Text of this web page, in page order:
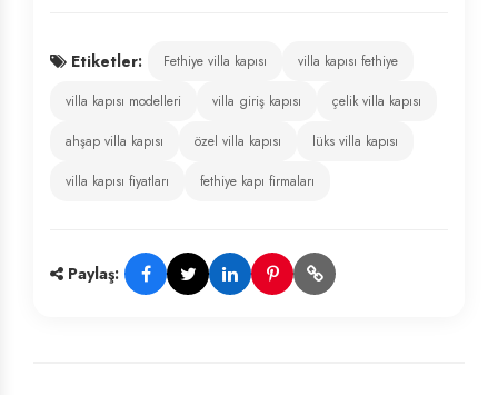
Etiketler: Fethiye villa kapısı
villa kapısı fethiye
villa kapısı modelleri
villa giriş kapısı
çelik villa kapısı
ahşap villa kapısı
özel villa kapısı
lüks villa kapısı
villa kapısı fiyatları
fethiye kapı firmaları
Paylaş: